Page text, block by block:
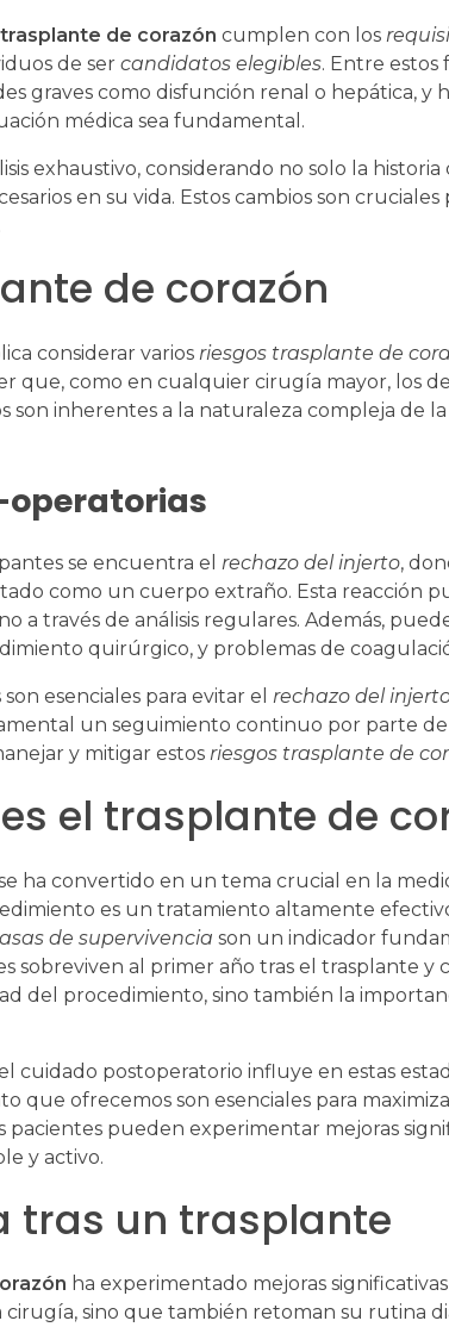
trasplante de corazón cumplen con los
de ser candidatos elegibles. Entre estos
graves como disfunción renal o hepática, y
médica sea fundamental.
exhaustivo, considerando no solo la historia
en su vida. Estos cambios son
de corazón
considerar varios riesgos trasplante de
que, como en cualquier cirugía mayor, los
son inherentes a la naturaleza compleja de
se encuentra el rechazo del injerto,
como un cuerpo extraño. Esta reacción
a través de análisis regulares. Además,
quirúrgico, y problemas de
esenciales para evitar el rechazo del
un seguimiento continuo por parte
y mitigar estos riesgos trasplante de
el trasplante de
ha convertido en un tema crucial en la
es un tratamiento altamente
de supervivencia son un indicador
sobreviven al primer año tras el trasplante y
del procedimiento, sino también la
cuidado postoperatorio influye en estas
que ofrecemos son esenciales para
pacientes pueden experimentar mejoras
y activo.
tras un trasplante
ha experimentado mejoras
cirugía, sino que también retoman su rutina